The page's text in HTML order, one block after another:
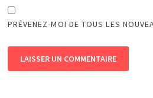
PRÉVENEZ-MOI DE TOUS LES